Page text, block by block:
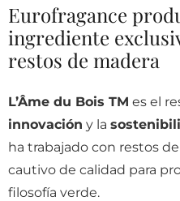
Eurofragance
ingrediente
restos de madera
L’Âme du Bois TM es el
innovación y la
ha trabajado con restos
cautivo de calidad para
filosofía verde.